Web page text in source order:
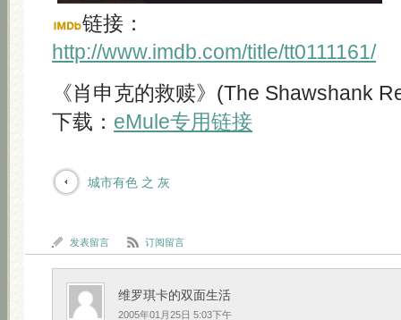
链接：
http://www.imdb.com/title/tt0111161/
《肖申克的救赎》(The Shawshank
下载： eMule专用链接
城市有色 之 灰
发表留言 订阅留言
维罗琪卡的双面生活
2005年01月25日 5:03下午